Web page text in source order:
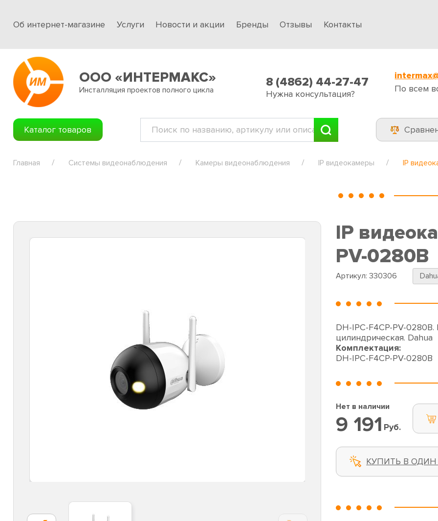
Об интернет-магазине Услуги Новости и акции Бренды Отзывы Контакты
ООО «ИНТЕРМАКС»
Инсталляция проектов полного цикла
8 (4862) 44-27-47
Нужна консультация?
По всем
Каталог товаров
Главная Системы видеонаблюдения Камеры видеонаблюдения IP видеокамеры IP
IP
PV-0280B
Артикул: 330306
DH-IPC-F4CP-PV-
цилиндрическая. Dahua
Комплектация:
DH-IPC-F4CP-PV-0280B
Нет в наличии
9 191 Руб.
КУПИТЬ В